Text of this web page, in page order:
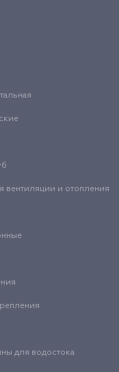
вентиляции и отопления
для водостока